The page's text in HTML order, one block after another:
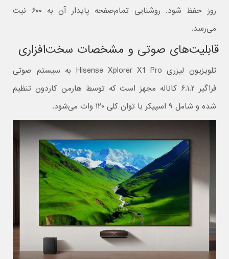
روز حفظ شود. روشنایی تمام‌صفحه پایدار آن به ۶۰۰ نیت
می‌رسد.
قابلیت‌های صوتی و مشخصات سخت‌افزاری
تلویزیون لیزری Hisense Xplorer X1 Pro به سیستم صوتی
فراگیر ۶.۱.۲ کاناله مجهز است که توسط هارمن کاردون تنظیم
شده و شامل ۹ اسپیکر با توان کلی ۱۲۰ وات می‌شود.